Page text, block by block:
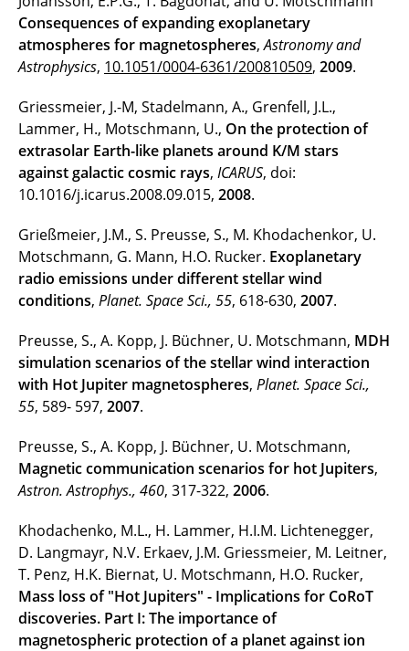
Consequences of expanding exoplanetary
atmospheres for magnetospheres,Astronomy and
Astrophysics, 10.1051/0004-6361/200810509, 2009.
Griessmeier, J.-M, Stadelmann, A., Grenfell, J.L.,
Lammer, H., Motschmann, U., On the protection of
extrasolar Earth-like planets around K/M stars
against galactic cosmic rays, ICARUS, doi:
10.1016/j.icarus.2008.09.015, 2008.
Grießmeier, J.M., S. Preusse, S., M. Khodachenkor, U.
Motschmann, G. Mann, H.O. Rucker. Exoplanetary
radio emissions under different stellar wind
conditions, Planet. Space Sci., 55, 618-630, 2007.
Preusse, S., A. Kopp, J. Büchner, U. Motschmann, MDH
simulation scenarios of the stellar wind interaction
with Hot Jupiter magnetospheres, Planet. Space Sci.,
55, 589- 597, 2007.
Preusse, S., A. Kopp, J. Büchner, U. Motschmann,
Magnetic communication scenarios for hot Jupiters,
Astron. Astrophys., 460, 317-322, 2006.
Khodachenko, M.L., H. Lammer, H.I.M. Lichtenegger,
D. Langmayr, N.V. Erkaev, J.M. Griessmeier, M. Leitner,
T. Penz, H.K. Biernat, U. Motschmann, H.O. Rucker,
Mass loss of "Hot Jupiters" - Implications for CoRoT
discoveries. Part I: The importance of
magnetospheric protection of a planet against ion